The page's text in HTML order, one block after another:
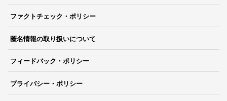
ファクトチェック・ポリシー
匿名情報の取り扱いについて
フィードバック・ポリシー
プライバシー・ポリシー